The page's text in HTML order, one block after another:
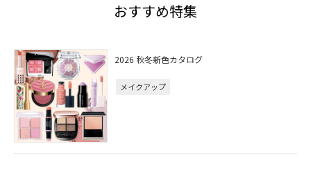
おすすめ特集
2026 秋冬新色カタログ
メイクアップ